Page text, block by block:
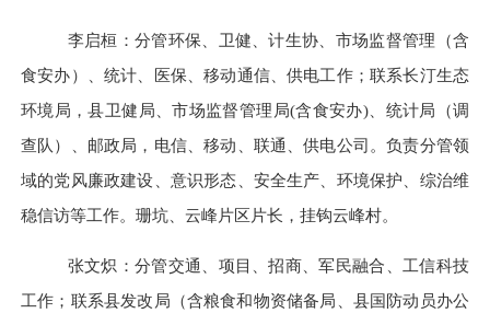
李启桓：分管环保、卫健、计生协、市场监督管理（含
食安办）、统计、医保、移动通信、供电工作；联系长汀生态
环境局，县卫健局、市场监督管理局(含食安办)、统计局（调
查队）、邮政局，电信、移动、联通、供电公司。负责分管领
域的党风廉政建设、意识形态、安全生产、环境保护、综治维
稳信访等工作。珊坑、云峰片区片长，挂钩云峰村。
张文炽：分管交通、项目、招商、军民融合、工信科技
工作；联系县发改局（含粮食和物资储备局、县国防动员办公